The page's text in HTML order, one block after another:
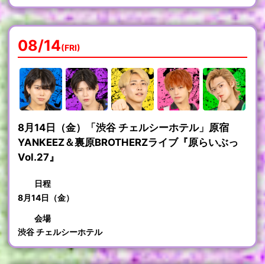
08/14(FRI)
8月14日（金）「渋谷 チェルシーホテル」原宿
YANKEEZ＆裏原BROTHERZライブ『原らいぶっ
Vol.27』
日程
8月14日（金）
会場
渋谷 チェルシーホテル